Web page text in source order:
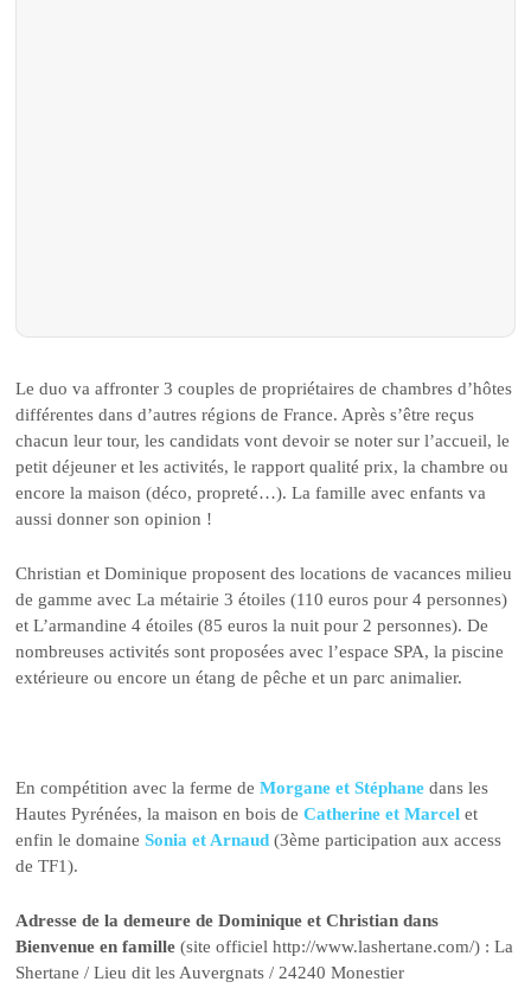
Le duo va affronter 3 couples de propriétaires de chambres d’hôtes
différentes dans d’autres régions de France. Après s’être reçus
chacun leur tour, les candidats vont devoir se noter sur l’accueil, le
petit déjeuner et les activités, le rapport qualité prix, la chambre ou
encore la maison (déco, propreté…). La famille avec enfants va
aussi donner son opinion !
Christian et Dominique proposent des locations de vacances milieu
de gamme avec La métairie 3 étoiles (110 euros pour 4 personnes)
et L’armandine 4 étoiles (85 euros la nuit pour 2 personnes). De
nombreuses activités sont proposées avec l’espace SPA, la piscine
extérieure ou encore un étang de pêche et un parc animalier.
En compétition avec la ferme deMorgane et Stéphane dans les
Hautes Pyrénées, la maison en bois deCatherine et Marcel et
enfin le domaineSonia et Arnaud (3ème participation aux access
de TF1).
Adresse de la demeure de Dominique et Christian dans
Bienvenue en famille(site officiel http://www.lashertane.com/) : La
Shertane / Lieu dit les Auvergnats / 24240 Monestier